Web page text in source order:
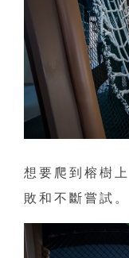
想要爬到榕樹
敗和不斷嘗試。